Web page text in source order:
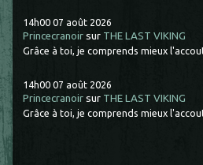
14h00 07 août 2026
Princecranoir sur THE LAST VIKING
Grâce à toi, je comprends mieux
14h00 07 août 2026
Princecranoir sur THE LAST VIKING
Grâce à toi, je comprends mieux